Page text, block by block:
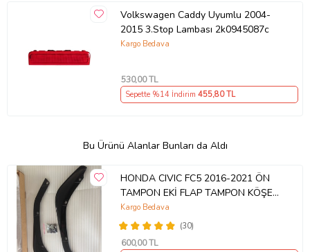
Volkswagen Caddy Uyumlu 2004-
2015 3.Stop Lambası 2k0945087c
Kargo Bedava
530,00 TL
Sepette %14 İndirim 455,80 TL
Bu Ürünü Alanlar Bunları da Aldı
HONDA CIVIC FC5 2016-2021 ÖN
TAMPON EKİ FLAP TAMPON KÖŞESİ
TAKIM SAĞ SOL KAMPANYA ŞOKK
FİYAT OEM
(30)
Kargo Bedava
600,00 TL